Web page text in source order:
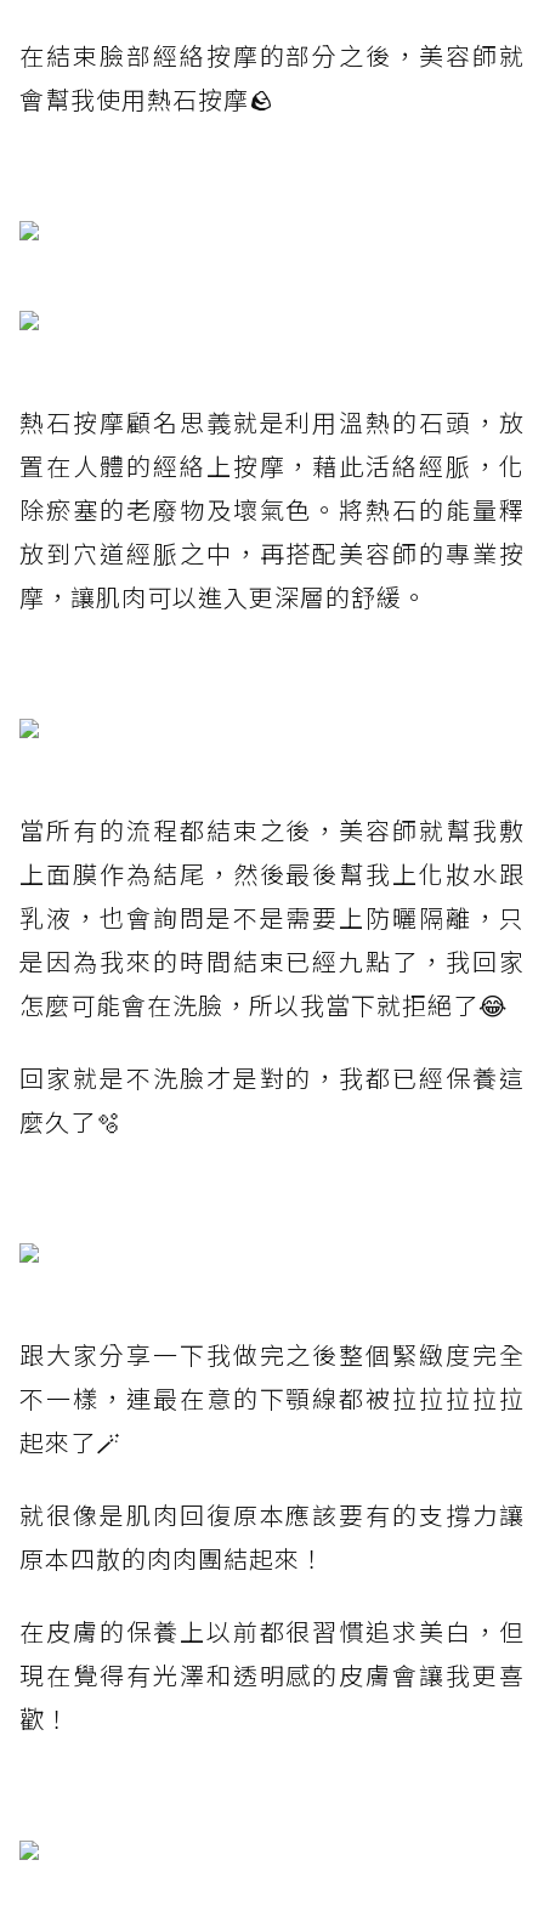
在結束臉部經絡按摩的部分之後，美容師就
會幫我使用熱石按摩🪨
熱石按摩顧名思義就是利用溫熱的石頭，放
置在人體的經絡上按摩，藉此活絡經脈，化
除瘀塞的老廢物及壞氣色。將熱石的能量釋
放到穴道經脈之中，再搭配美容師的專業按
摩，讓肌肉可以進入更深層的舒緩。
當所有的流程都結束之後，美容師就幫我敷
上面膜作為結尾，然後最後幫我上化妝水跟
乳液，也會詢問是不是需要上防曬隔離，只
是因為我來的時間結束已經九點了，我回家
怎麼可能會在洗臉，所以我當下就拒絕了😂
回家就是不洗臉才是對的，我都已經保養這
麼久了🫧
跟大家分享一下我做完之後整個緊緻度完全
不一樣，連最在意的下顎線都被拉拉拉拉拉
起來了🪄
就很像是肌肉回復原本應該要有的支撐力讓
原本四散的肉肉團結起來！
在皮膚的保養上以前都很習慣追求美白，但
現在覺得有光澤和透明感的皮膚會讓我更喜
歡！